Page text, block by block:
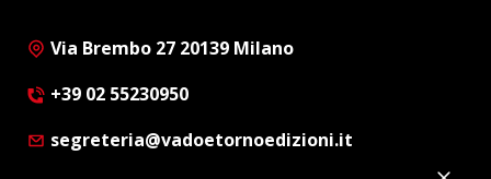
Via Brembo 27 20139 Milano
+39 02 55230950
segreteria@vadoetornoedizioni.it